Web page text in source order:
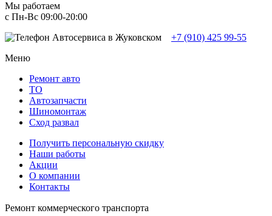
Мы работаем
с Пн-Вc 09:00-20:00
+7 (910) 425 99-55
Меню
Ремонт авто
TO
Автозапчасти
Шиномонтаж
Сход развал
Получить персональную скидку
Наши работы
Акции
О компании
Контакты
Ремонт коммерческого транспорта